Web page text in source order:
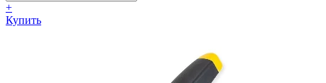
+
Купить